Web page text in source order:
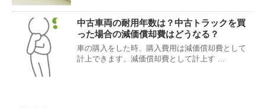
中古車両の耐用年数は？中古トラックを買
った場合の減価償却費はどうなる？
車の購入をした時、購入費用は減価償却費として
計上できます。減価償却費として計上す ...